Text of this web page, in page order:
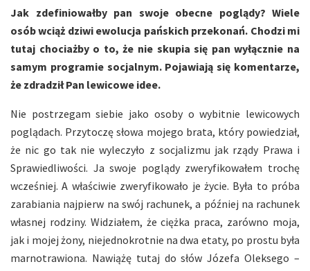
Jak zdefiniowałby pan swoje obecne poglądy? Wiele
osób wciąż dziwi ewolucja pańskich przekonań. Chodzi mi
tutaj chociażby o to, że nie skupia się pan wyłącznie na
samym programie socjalnym. Pojawiają się komentarze,
że zdradził Pan lewicowe idee.
Nie postrzegam siebie jako osoby o wybitnie lewicowych
poglądach. Przytoczę słowa mojego brata, który powiedział,
że nic go tak nie wyleczyło z socjalizmu jak rządy Prawa i
Sprawiedliwości. Ja swoje poglądy zweryfikowałem trochę
wcześniej. A właściwie zweryfikowało je życie. Była to próba
zarabiania najpierw na swój rachunek, a później na rachunek
własnej rodziny. Widziałem, że ciężka praca, zarówno moja,
jak i mojej żony, niejednokrotnie na dwa etaty, po prostu była
marnotrawiona. Nawiążę tutaj do słów Józefa Oleksego –